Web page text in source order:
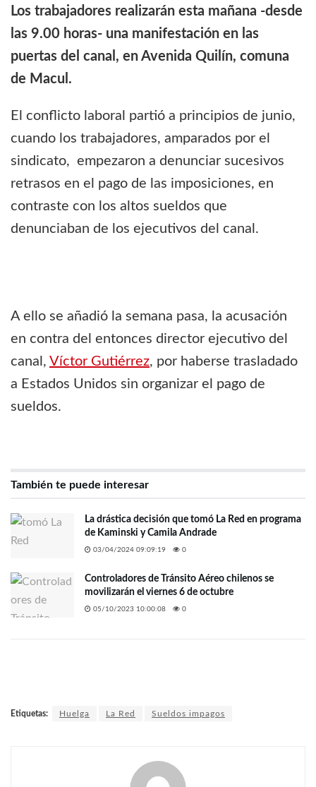
Los trabajadores realizarán esta mañana -desde
las 9.00 horas- una manifestación en las
puertas del canal, en Avenida Quilín, comuna
de Macul.
El conflicto laboral partió a principios de junio,
cuando los trabajadores, amparados por el
sindicato, empezaron a denunciar sucesivos
retrasos en el pago de las imposiciones, en
contraste con los altos sueldos que
denunciaban de los ejecutivos del canal.
A ello se añadió la semana pasa, la acusación
en contra del entonces director ejecutivo del
canal, Víctor Gutiérrez, por haberse trasladado
a Estados Unidos sin organizar el pago de
sueldos.
También te puede interesar
La drástica decisión que tomó La Red en programa
de Kaminski y Camila Andrade
03/04/2024 09:09:19 0
Controladores de Tránsito Aéreo chilenos se
movilizarán el viernes 6 de octubre
05/10/2023 10:00:08 0
Etiquetas: Huelga La Red Sueldos impagos